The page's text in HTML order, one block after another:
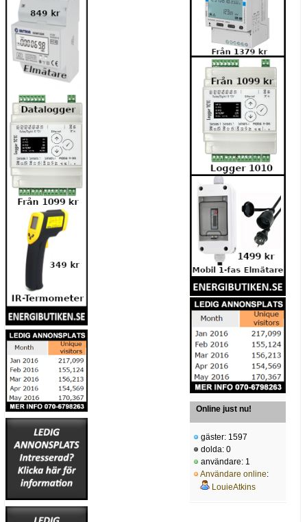
Online just nu!
gäster: 1597
dolda: 0
användare: 1
Användare online:
LouieAtkins